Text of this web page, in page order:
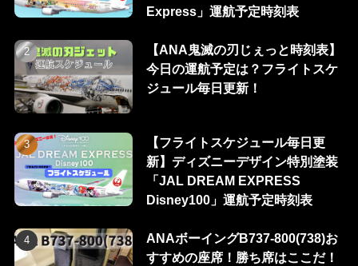
Express」運航予定時刻表
【ANA鬼滅の刃じぇっと時刻表】
今日の運航予定は？フライトスケ
ジュール毎日更新！
【フライトスケジュール毎日更
新】ディズニーデザイン特別塗装
「JAL DREAM EXPRESS
Disney100」運航予定時刻表
ANAボーイングB737-800(738)お
すすめの座席！勝ち席はここだ！